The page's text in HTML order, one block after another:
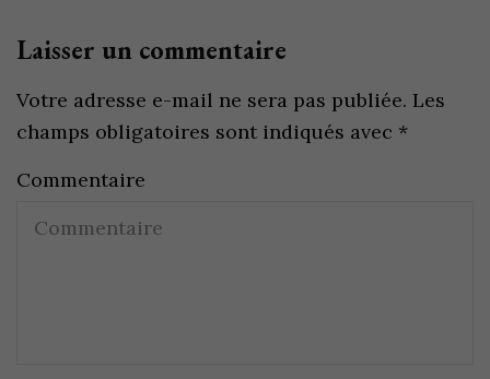
Laisser un commentaire
Votre adresse e-mail ne sera pas publiée. Les
champs obligatoires sont indiqués avec *
Commentaire